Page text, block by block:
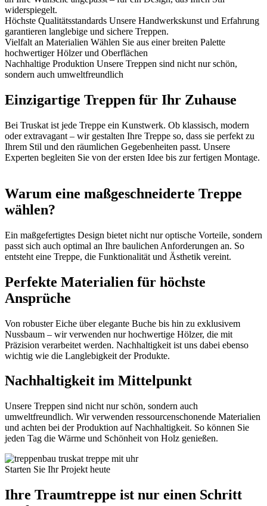
widerspiegelt.
Höchste Qualitätsstandards Unsere Handwerkskunst und Erfahrung
garantieren langlebige und sichere Treppen.
Vielfalt an Materialien Wählen Sie aus einer breiten Palette
hochwertiger Hölzer und Oberflächen
Nachhaltige Produktion Unsere Treppen sind nicht nur schön,
sondern auch umweltfreundlich
Einzigartige Treppen für Ihr Zuhause
Bei Truskat ist jede Treppe ein Kunstwerk. Ob klassisch, modern
oder extravagant – wir gestalten Ihre Treppe so, dass sie perfekt zu
Ihrem Stil und den räumlichen Gegebenheiten passt. Unsere
Experten begleiten Sie von der ersten Idee bis zur fertigen Montage.
Warum eine maßgeschneiderte Treppe
wählen?
Ein maßgefertigtes Design bietet nicht nur optische Vorteile, sondern
passt sich auch optimal an Ihre baulichen Anforderungen an. So
entsteht eine Treppe, die Funktionalität und Ästhetik vereint.
Perfekte Materialien für höchste
Ansprüche
Von robuster Eiche über elegante Buche bis hin zu exklusivem
Nussbaum – wir verwenden nur hochwertige Hölzer, die mit
Präzision verarbeitet werden. Nachhaltigkeit ist uns dabei ebenso
wichtig wie die Langlebigkeit der Produkte.
Nachhaltigkeit im Mittelpunkt
Unsere Treppen sind nicht nur schön, sondern auch
umweltfreundlich. Wir verwenden ressourcenschonende Materialien
und achten bei der Produktion auf Nachhaltigkeit. So können Sie
jeden Tag die Wärme und Schönheit von Holz genießen.
Starten Sie Ihr Projekt heute
Ihre Traumtreppe ist nur einen Schritt